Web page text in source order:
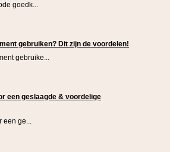
goedk...
gebruiken? Dit zijn de voordelen!
gebruike...
een geslaagde & voordelige
een ge...